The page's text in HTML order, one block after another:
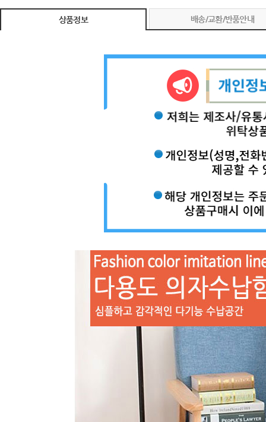
상품정보 배송/교환/반품안내